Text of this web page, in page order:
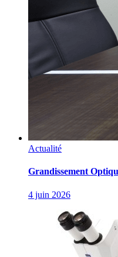
Actualité
Grandissement
4 juin 2026